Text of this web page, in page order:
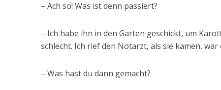
– Ach so! Was ist denn passiert?
– Ich habe ihn in den Garten geschickt, um
schlecht. Ich rief den Notarzt, als sie kamen,
– Was hast du dann gemacht?